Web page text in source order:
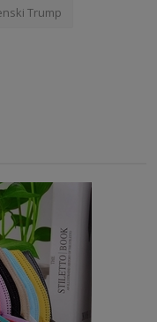
Trump